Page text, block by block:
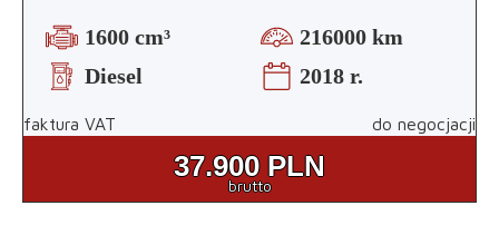
1600 cm³
216000 km
Diesel
2018 r.
faktura VAT do negocjacji
37.900 PLN
brutto